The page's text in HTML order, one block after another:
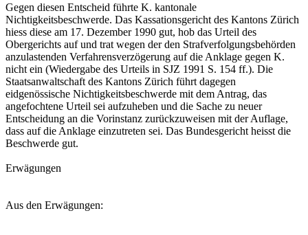
Gegen diesen Entscheid führte K. kantonale
Nichtigkeitsbeschwerde. Das Kassationsgericht des Kantons Zürich
hiess diese am 17. Dezember 1990 gut, hob das Urteil des
Obergerichts auf und trat wegen der den Strafverfolgungsbehörden
anzulastenden Verfahrensverzögerung auf die Anklage gegen K.
nicht ein (Wiedergabe des Urteils in SJZ 1991 S. 154 ff.). Die
Staatsanwaltschaft des Kantons Zürich führt dagegen
eidgenössische Nichtigkeitsbeschwerde mit dem Antrag, das
angefochtene Urteil sei aufzuheben und die Sache zu neuer
Entscheidung an die Vorinstanz zurückzuweisen mit der Auflage,
dass auf die Anklage einzutreten sei. Das Bundesgericht heisst die
Beschwerde gut.
Erwägungen
Aus den Erwägungen: